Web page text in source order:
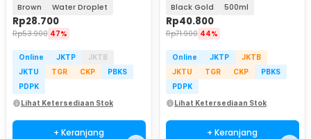
Brown Water Droplet
Rp28.700
Rp53.900 47%
Online JKTP
JKTB
JKTU
TGR CKP
PBKS
PDPK
Lihat Ketersediaan Stok
+ Keranjang
Black Gold 500ml
Rp40.800
Rp71.900 44%
Online JKTP
JKTB
JKTU
TGR CKP
PBKS
PDPK
Lihat Ketersediaan Stok
+ Keranjang